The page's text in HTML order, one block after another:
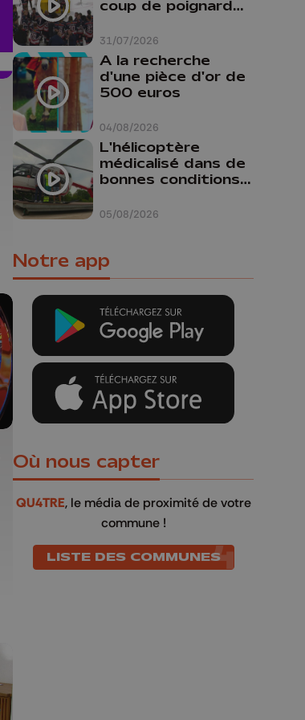
31/07/2026
coup de poignard
04/08/2026
A la recherche
d'une pièce d'or de
500 euros
05/08/2026
L'hélicoptère
médicalisé dans de
bonnes conditions à
Notre app
Où nous capter
QU4TRE, le média de proximité de votre
commune !
LISTE DES COMMUNES